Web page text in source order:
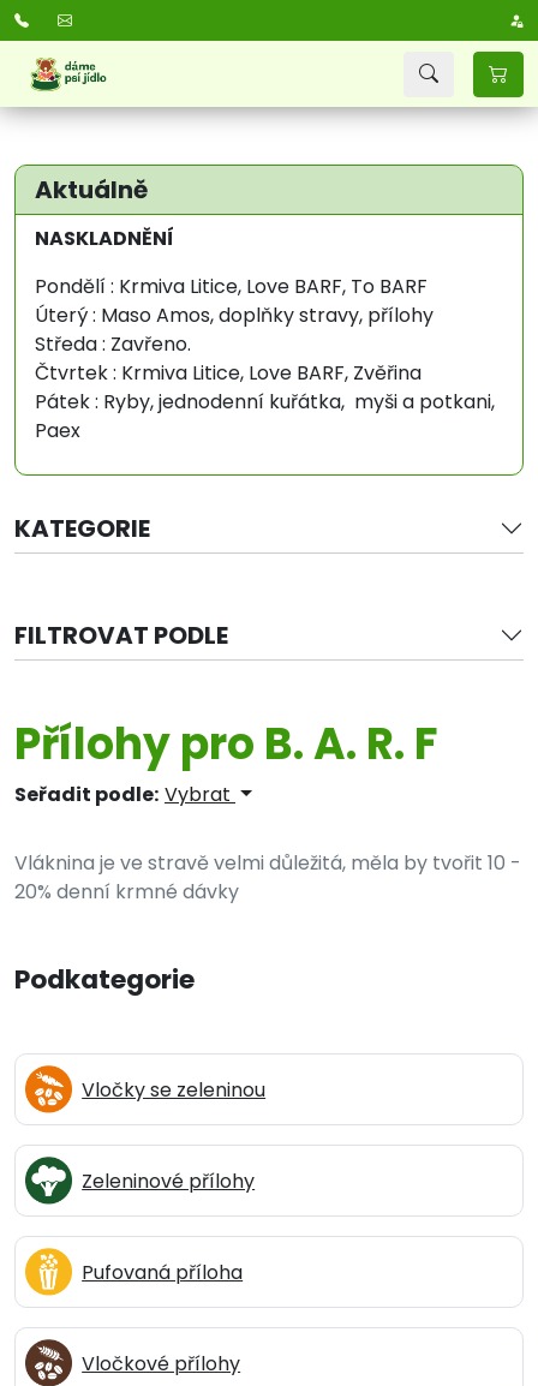
Aktuálně
NASKLADNĚNÍ
Pondělí : Krmiva Litice, Love BARF, To BARF
Úterý : Maso Amos, doplňky stravy, přílohy
Středa : Zavřeno.
Čtvrtek : Krmiva Litice, Love BARF, Zvěřina
Pátek : Ryby, jednodenní kuřátka, myši a potkani,
Paex
KATEGORIE
FILTROVAT PODLE
Přílohy pro B. A. R. F
Seřadit podle: Vybrat
Vláknina je ve stravě velmi důležitá, měla by tvořit 10 -
20% denní krmné dávky
Podkategorie
Vločky se zeleninou
Zeleninové přílohy
Pufovaná příloha
Vločkové přílohy